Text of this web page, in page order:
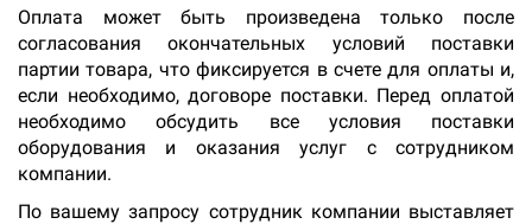
Оплата может быть произведена только после
согласования окончательных условий поставки
партии товара, что фиксируется в счете для оплаты и,
если необходимо, договоре поставки. Перед оплатой
необходимо обсудить все условия поставки
оборудования и оказания услуг с сотрудником
компании.
По вашему запросу сотрудник компании выставляет